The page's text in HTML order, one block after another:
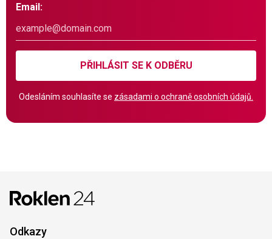
Email:
PŘIHLÁSIT SE K ODBĚRU
Odesláním souhlasíte se zásadami o ochraně osobních údajů.
Odkazy